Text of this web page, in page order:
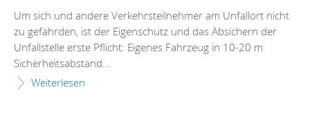
Um sich und andere Verkehrsteilnehmer am Unfallort nicht
zu gefährden, ist der Eigenschutz und das Absichern der
Unfallstelle erste Pflicht: Eigenes Fahrzeug in 10-20 m
Sicherheitsabstand...
Weiterlesen